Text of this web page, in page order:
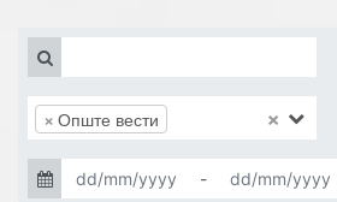
×
× Опште вести
-